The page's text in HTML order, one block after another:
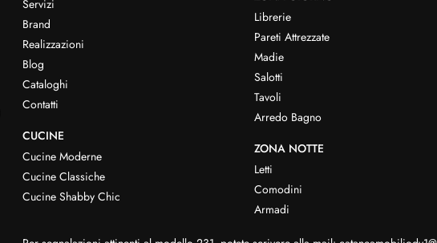
Servizi
Brand
Realizzazioni
Blog
Cataloghi
Contatti
CUCINE
Cucine Moderne
Cucine Classiche
Cucine Shabby Chic
Librerie
Pareti Attrezzate
Madie
Salotti
Tavoli
Arredo Bagno
ZONA NOTTE
Letti
Comodini
Armadi